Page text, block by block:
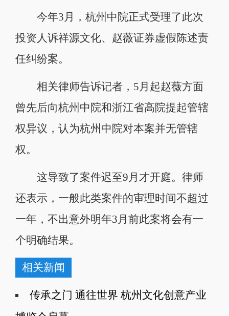
今年3月，杭州中院正式受理了此次
投资人诉祥源文化、赵薇证券虚假陈述责
任纠纷案。
相关律师告诉记者，5月起赵薇方面
曾先后向杭州中院和浙江省高院提起管辖
权异议，认为杭州中院对本案并无管辖
权。
这导致了案件迟至9月才开庭。律师
还表示，一般此类案件的审理时间不超过
一年，不出意外明年3月前此案将会有一
个明确结果。
相关新闻
传承之门 通往世界 杭州文化创意产业